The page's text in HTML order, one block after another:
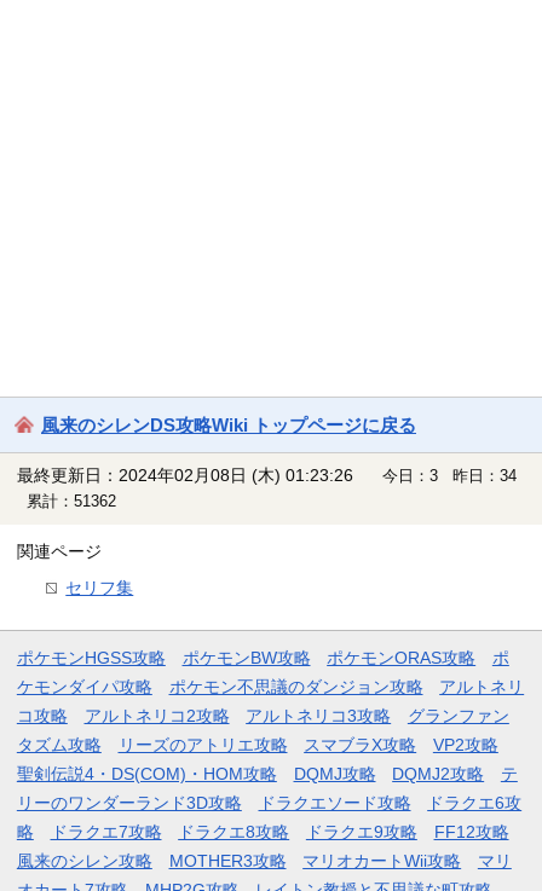
風来のシレンDS攻略Wiki トップページに戻る
最終更新日：2024年02月08日 (木) 01:23:26
今日：3 昨日：34
累計：51362
関連ページ
セリフ集
ポケモンHGSS攻略 ポケモンBW攻略 ポケモンORAS攻略
ポ
ケモンダイパ攻略
ポケモン不思議のダンジョン攻略
アルトネリ
コ攻略
アルトネリコ2攻略 アルトネリコ3攻略
グランファン
タズム攻略
リーズのアトリエ攻略 スマブラX攻略
VP2攻略
聖剣伝説4・DS(COM)・HOM攻略
DQMJ攻略 DQMJ2攻略
テ
リーのワンダーランド3D攻略
ドラクエソード攻略
ドラクエ6攻
略
ドラクエ7攻略 ドラクエ8攻略 ドラクエ9攻略
FF12攻略
風来のシレン攻略
MOTHER3攻略 マリオカートWii攻略
マリ